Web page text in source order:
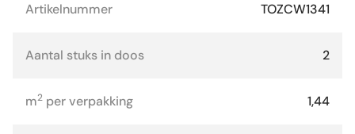
Artikelnummer TOZCW1341
Aantal stuks in doos 2
m2 per verpakking 1,44